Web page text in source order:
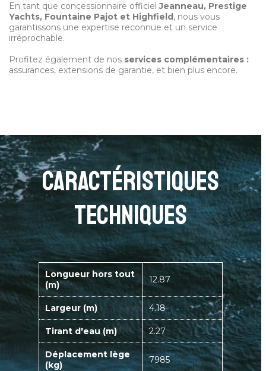
En tant que concessionnaire officielJeanneau, Prestige
Yachts, Fountaine Pajot et Highfield, nous vous
garantissons une expertise reconnue et un service
irréprochable.
Profitez également de nos services complémentaires :
assurances, extensions de garantie, et bien plus encore.
caractéristiques
techniques
Longueur hors tout
(m)
12.87
Largeur (m) 4.18
Tirant d'eau (m) 2.27
Déplacement lège
(kg)
7985